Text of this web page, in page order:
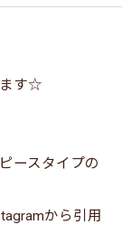
ます☆
ースタイプの
から引用